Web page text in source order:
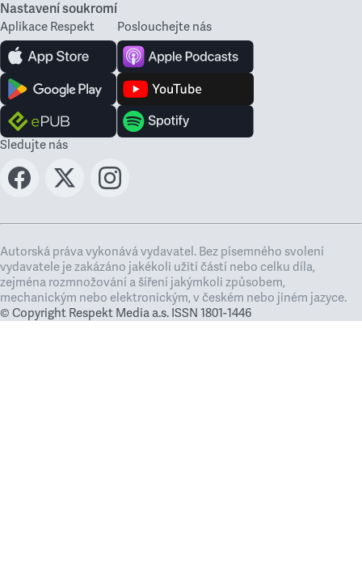
Nastavení soukromí
Aplikace Respekt Poslouchejte nás
Sledujte nás
Autorská práva vykonává vydavatel. Bez písemného svolení
vydavatele je zakázáno jakékoli užití částí nebo celku díla,
zejména rozmnožování a šíření jakýmkoli způsobem,
mechanickým nebo elektronickým, v českém nebo jiném jazyce.
© Copyright Respekt Media a.s. ISSN 1801-1446